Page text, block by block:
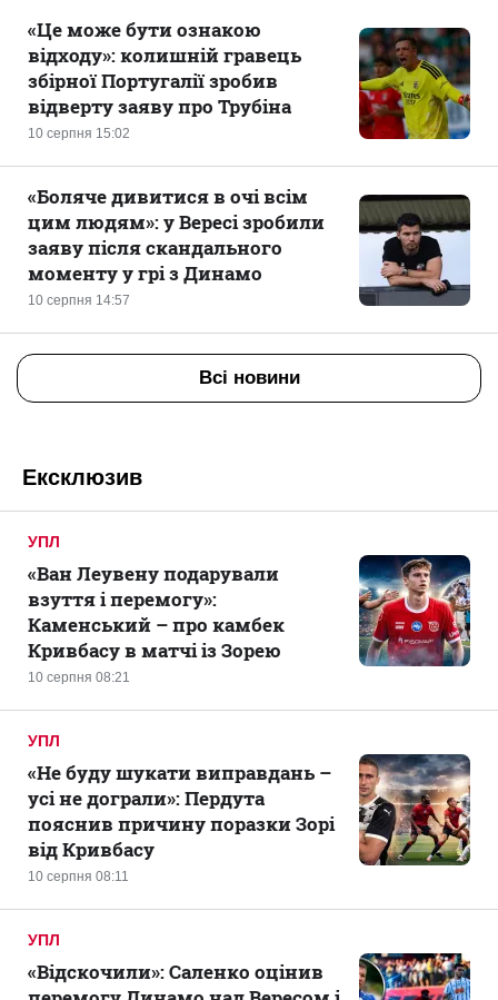
10 серпня 15:02
«Це може бути ознакою
відходу»: колишній гравець
збірної Португалії зробив
відверту заяву про Трубіна
10 серпня 14:57
«Боляче дивитися в очі всім
цим людям»: у Вересі зробили
заяву після скандального
моменту у грі з Динамо
Всі новини
Ексклюзив
УПЛ
10 серпня 08:21
«Ван Леувену подарували
взуття і перемогу»:
Каменський – про камбек
Кривбасу в матчі із Зорею
УПЛ
10 серпня 08:11
«Не буду шукати виправдань –
усі не дограли»: Пердута
пояснив причину поразки Зорі
від Кривбасу
УПЛ
«Відскочили»: Саленко оцінив